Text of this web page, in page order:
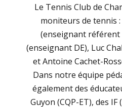
Le Tennis Club de
moniteurs de tennis
(enseignant référent
(enseignant DE), Luc
et Antoine Cachet-
Dans notre équipe
également des
Guyon (CQP-ET), des